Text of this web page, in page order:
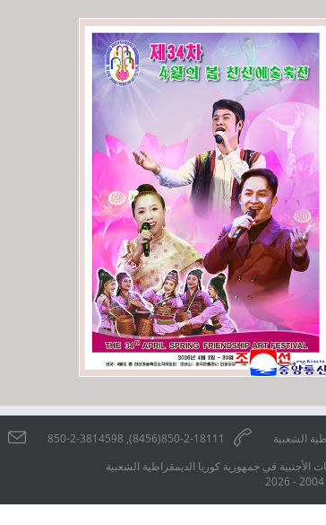
الشعبية 850-2-18111(8456), 850-2-3814598
الأجنبية في جمهورية كوريا الديمقراطية الشعبية
2004 - 2026